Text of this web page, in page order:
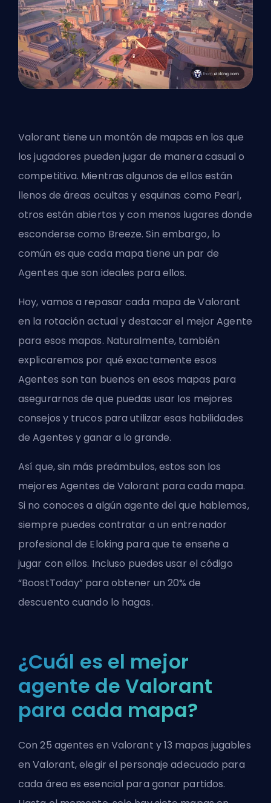
Valorant tiene un montón de mapas en los que
los jugadores pueden jugar de manera casual o
competitiva. Mientras algunos de ellos están
llenos de áreas ocultas y esquinas como Pearl,
otros están abiertos y con menos lugares donde
esconderse como Breeze. Sin embargo, lo
común es que cada mapa tiene un par de
Agentes que son ideales para ellos.
Hoy, vamos a repasar cada mapa de Valorant
en la rotación actual y destacar el mejor Agente
para esos mapas. Naturalmente, también
explicaremos por qué exactamente esos
Agentes son tan buenos en esos mapas para
asegurarnos de que puedas usar los mejores
consejos y trucos para utilizar esas habilidades
de Agentes y ganar a lo grande.
Así que, sin más preámbulos, estos son los
mejores Agentes de Valorant para cada mapa.
Si no conoces a algún agente del que hablemos,
siempre puedes contratar a un entrenador
profesional de Eloking para que te enseñe a
jugar con ellos. Incluso puedes usar el código
“BoostToday” para obtener un 20% de
descuento cuando lo hagas.
¿Cuál es el mejor
agente de Valorant
para cada mapa?
Con 25 agentes en Valorant y 13 mapas jugables
en Valorant, elegir el personaje adecuado para
cada área es esencial para ganar partidos.